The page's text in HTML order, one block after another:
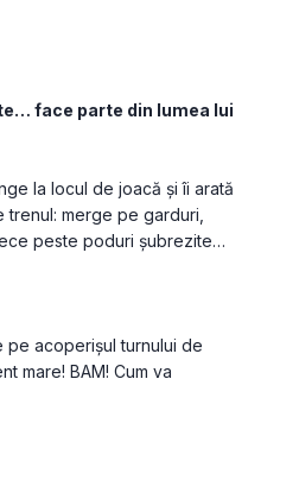
face parte din lumea lui
la locul de joacă și îi arată
merge pe garduri,
peste poduri șubrezite…
pe acoperișul turnului de
mare! BAM! Cum va